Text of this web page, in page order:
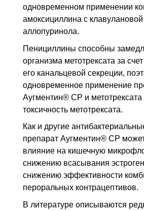
одновременном применении
амоксициллина с клавулановой
аллопуринола.
Пенициллины способны
организма метотрексата за
его канальцевой секреции,
одновременное применение
Аугментин® СР и метотрексата
токсичность метотрексата.
Как и другие
препарат Аугментин® СР
влияние на кишечную
снижению всасывания
снижению эффективности
пероральных контрацептивов.
В литературе описываются